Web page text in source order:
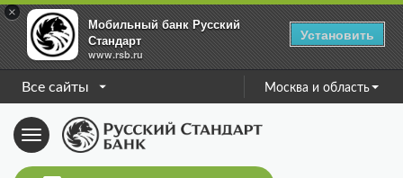
×
Мобильный банк Русский
Стандарт
www.rsb.ru
Установить
Все сайты Москва и область
Toggle
navigation